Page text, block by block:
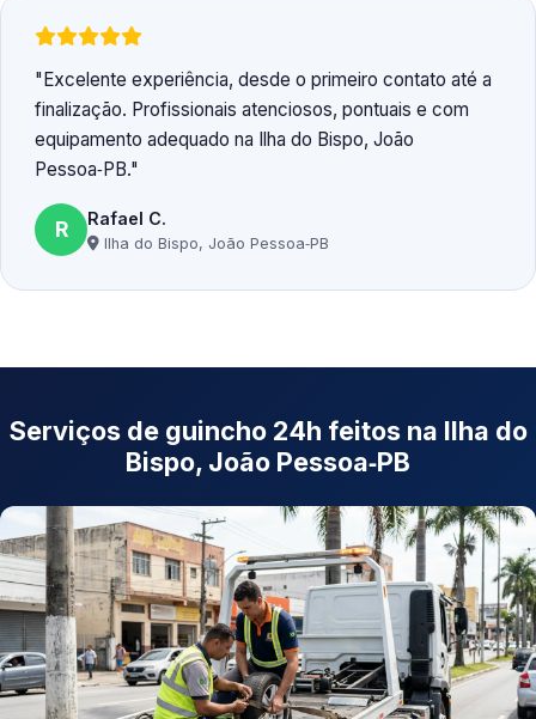
Excelente experiência, desde o primeiro contato até a
finalização. Profissionais atenciosos, pontuais e com
equipamento adequado na Ilha do Bispo, João
Pessoa‑PB.
R Rafael C.
Ilha do Bispo, João Pessoa‑PB
Serviços de guincho 24h feitos na Ilha do
Bispo, João Pessoa‑PB